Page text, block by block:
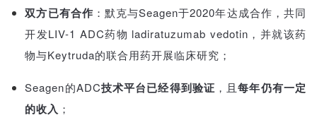
双方已有合作 ：默克与Seagen于2020年达成合作，共同
开发LIV-1 ADC药物 ladiratuzumab vedotin，并就该药
物与Keytruda的联合用药开展临床研究；
Seagen的ADC技术平台已经得到验证 ，且每年仍有一定
的收入 ；